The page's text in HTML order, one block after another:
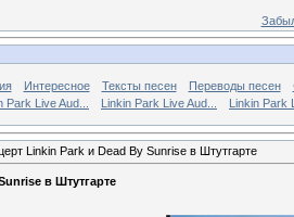
Интересное Тексты песен Переводы песен
Park Live Aud... Linkin Park Live Aud... Linkin Park
Linkin Park и Dead By Sunrise в Штутгарте
в Штутгарте